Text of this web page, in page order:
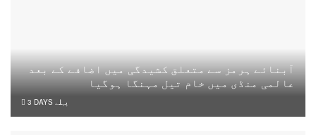
آبنائے ہرمز سے متعلق کشیدگی میں اضافے کے بعد
عالمی منڈی میں خام تیل مہنگا ہوگیا
3 DAYS پہلے